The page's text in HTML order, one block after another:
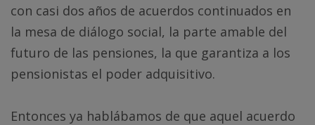
con casi dos años de acuerdos continuados en
la mesa de diálogo social, la parte amable del
futuro de las pensiones, la que garantiza a los
pensionistas el poder adquisitivo.
Entonces ya hablábamos de que aquel acuerdo